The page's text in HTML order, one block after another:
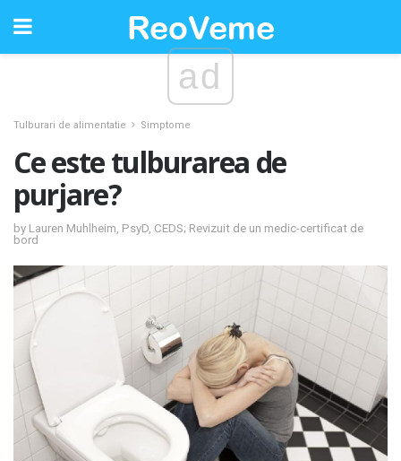
ad
Tulburari de alimentatie Simptome
Ce este tulburarea de
purjare?
by Lauren Muhlheim, PsyD, CEDS; Revizuit de un medic-certificat de
bord